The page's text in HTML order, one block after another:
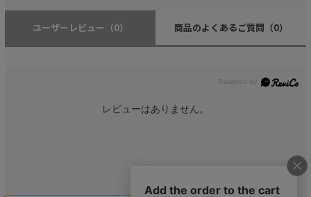
ユーザーレビュー （0） 商品のよくあるご質問 （0）
レビューはありません。